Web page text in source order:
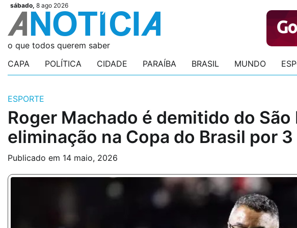
Skip
content
sábado, 8 ago 2026
Videos
Videos
Podcasts
Podcasts
Author
Author
Login
Login
o que todos querem saber
CAPA
POLÍTICA CIDADE PARAÍBA BRASIL MUNDO
ESPORTE
Roger Machado é demitido do São
eliminação na Copa do Brasil por
Publicado em 14 maio, 2026